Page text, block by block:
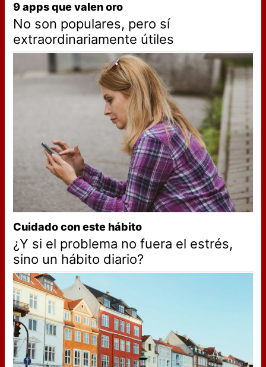
9 apps que valen oro
No son populares, pero sí
extraordinariamente útiles
Cuidado con este hábito
¿Y si el problema no fuera el estrés,
sino un hábito diario?